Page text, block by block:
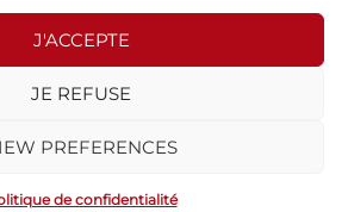
J'ACCEPTE
JE REFUSE
PREFERENCES
de confidentialité
de confidentialité
SPORSORA
75015 PARIS
Stratégies- © 2026 Tous droits réservés.